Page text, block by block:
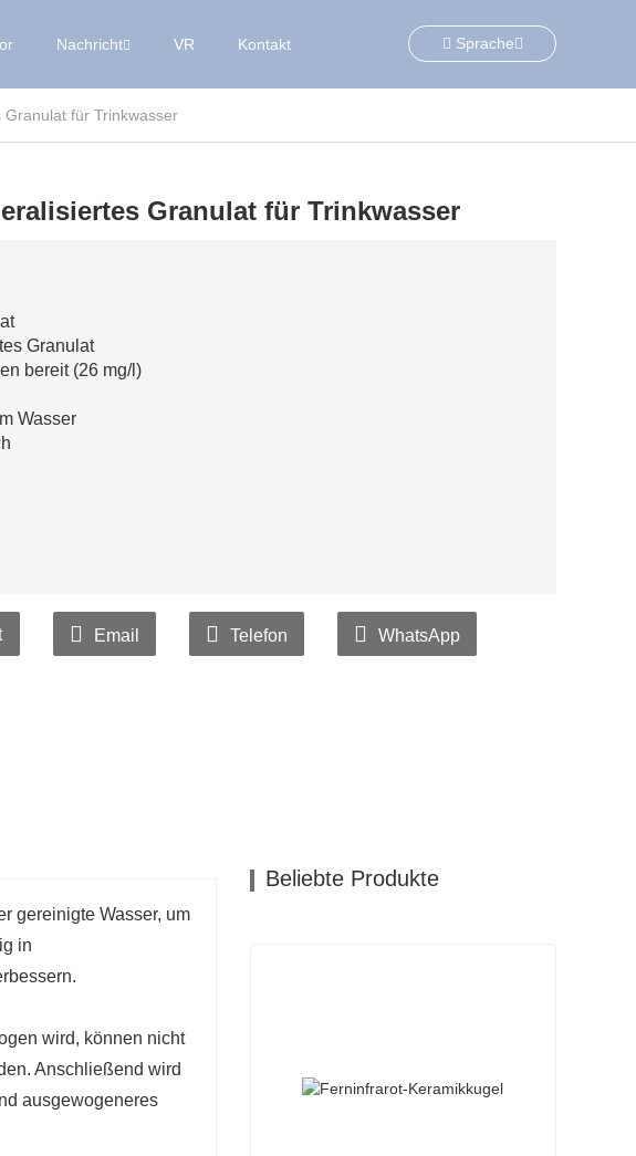
Nachricht VR Kontakt Sprache
für Trinkwasser
Granulat für Trinkwasser
Granulat
bereit (26 mg/l)
Wasser
Email Telefon WhatsApp
gereinigte Wasser, um
in
wird, können nicht
Anschließend wird
ausgewogeneres
Beliebte Produkte